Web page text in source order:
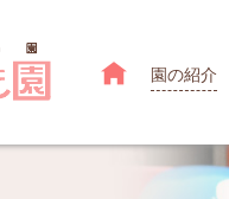
 園の紹介